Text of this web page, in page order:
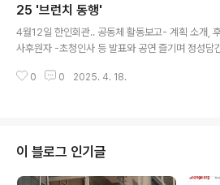
이어 참석자들의 “통일!”구호 3창이 있었고, 유건인
회장의 환영사로 시작됐다.유 회장은 “세계 곳곳에
충돌과 관세전쟁 등으로 혼란속에 빠져들고 있으며,
세가 급변하는 시기에 이번 강연회는 매우 시기가 적
25 '브런치 동행'
4월12일 한인회관.. 공동체 활동보고- 계획 소개,
사후원자 -초청인사 등 발표와 공연 즐기며 정성담
금 마련을 위해 연례행사로 여는 후원모금 이벤트인
0시30분부터 ‘브런치’로 마련돼 참석자들이 발표와
을 즐기며 이른 오찬을 함께 하는 형식으로 진행됐다
자와 초청인사 등이 한인회관 대강당을 가득 메운
0 0 2025. 4. 18.
이 블로그 인기글